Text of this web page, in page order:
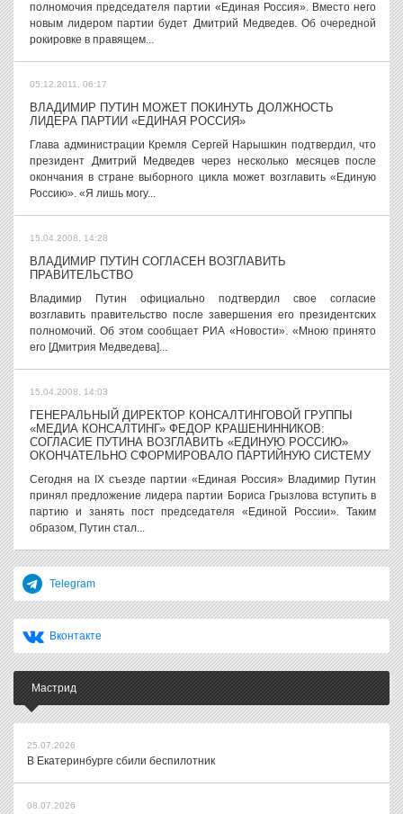
полномочия председателя партии «Единая Россия». Вместо него
новым лидером партии будет Дмитрий Медведев. Об очередной
рокировке в правящем...
05.12.2011, 06:17
ВЛАДИМИР ПУТИН МОЖЕТ ПОКИНУТЬ ДОЛЖНОСТЬ
ЛИДЕРА ПАРТИИ «ЕДИНАЯ РОССИЯ»
Глава администрации Кремля Сергей Нарышкин подтвердил, что
президент Дмитрий Медведев через несколько месяцев после
окончания в стране выборного цикла может возглавить «Единую
Россию». «Я лишь могу...
15.04.2008, 14:28
ВЛАДИМИР ПУТИН СОГЛАСЕН ВОЗГЛАВИТЬ
ПРАВИТЕЛЬСТВО
Владимир Путин официально подтвердил свое согласие
возглавить правительство после завершения его президентских
полномочий. Об этом сообщает РИА «Новости». «Мною принято
его [Дмитрия Медведева]...
15.04.2008, 14:03
ГЕНЕРАЛЬНЫЙ ДИРЕКТОР КОНСАЛТИНГОВОЙ ГРУППЫ
«МЕДИА КОНСАЛТИНГ» ФЕДОР КРАШЕНИННИКОВ:
СОГЛАСИЕ ПУТИНА ВОЗГЛАВИТЬ «ЕДИНУЮ РОССИЮ»
ОКОНЧАТЕЛЬНО СФОРМИРОВАЛО ПАРТИЙНУЮ СИСТЕМУ
Сегодня на IX съезде партии «Единая Россия» Владимир Путин
принял предложение лидера партии Бориса Грызлова вступить в
партию и занять пост председателя «Единой России». Таким
образом, Путин стал...
Telegram
Вконтакте
Мастрид
25.07.2026
В Екатеринбурге сбили беспилотник
08.07.2026